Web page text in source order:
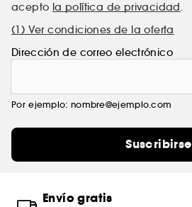
acepto la política de privacidad.
(1) Ver condiciones de la oferta
Dirección de correo electrónico
Por ejemplo: nombre@ejemplo.com
Suscribirse
Envío gratis